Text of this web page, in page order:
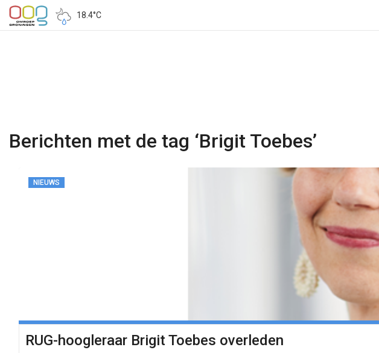
18.4°C
Berichten met de tag ‘Brigit Toebes’
NIEUWS
RUG-hoogleraar Brigit Toebes overleden